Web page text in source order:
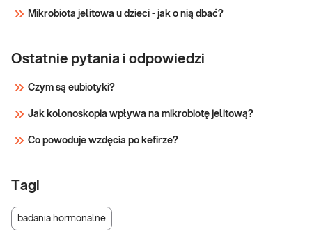
Mikrobiota jelitowa u dzieci - jak o nią dbać?
Ostatnie pytania i odpowiedzi
Czym są eubiotyki?
Jak kolonoskopia wpływa na mikrobiotę jelitową?
Co powoduje wzdęcia po kefirze?
Tagi
badania hormonalne